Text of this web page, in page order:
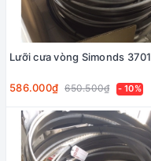
Lưỡi cưa vòng Simonds 3701
586.000₫ 650.500₫ - 10%